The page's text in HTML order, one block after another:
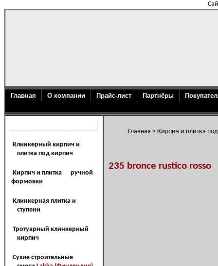
Главная О компании Прайс-лист Партнёры
Клинкерный кирпич и
плитка под кирпич
Кирпич и плитка ручной
формовки
Клинкерная плитка и
ступени
Тротуарный клинкерный
кирпич
Сухие строительные
Главная > Кирпич и плитка
235 bronce rustico rosso